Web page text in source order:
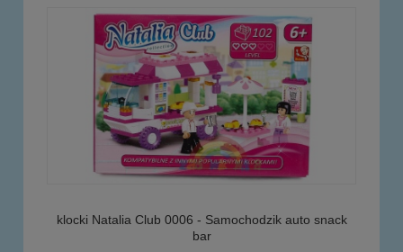
klocki Natalia Club 0006 - Samochodzik auto snack
bar